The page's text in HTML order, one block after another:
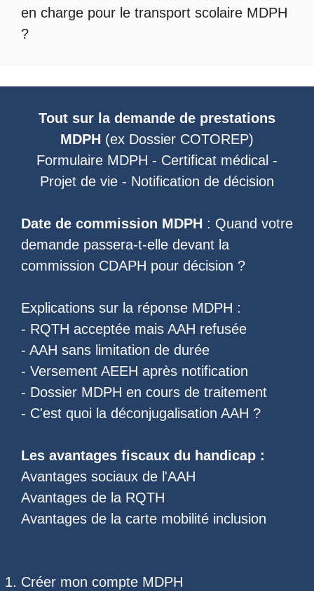
en charge pour le transport scolaire MDPH
?
Tout sur la demande de prestations
MDPH (ex Dossier COTOREP)
Formulaire MDPH - Certificat médical -
Projet de vie - Notification de décision
Date de commission MDPH : Quand votre
demande passera-t-elle devant la
commission CDAPH pour décision ?
Explications sur la réponse MDPH :
- RQTH acceptée mais AAH refusée
- AAH sans limitation de durée
- Versement AEEH après notification
- Dossier MDPH en cours de traitement
- C'est quoi la déconjugalisation AAH ?
Les avantages fiscaux du handicap :
Avantages sociaux de l'AAH
Avantages de la RQTH
Avantages de la carte mobilité inclusion
Créer mon compte MDPH